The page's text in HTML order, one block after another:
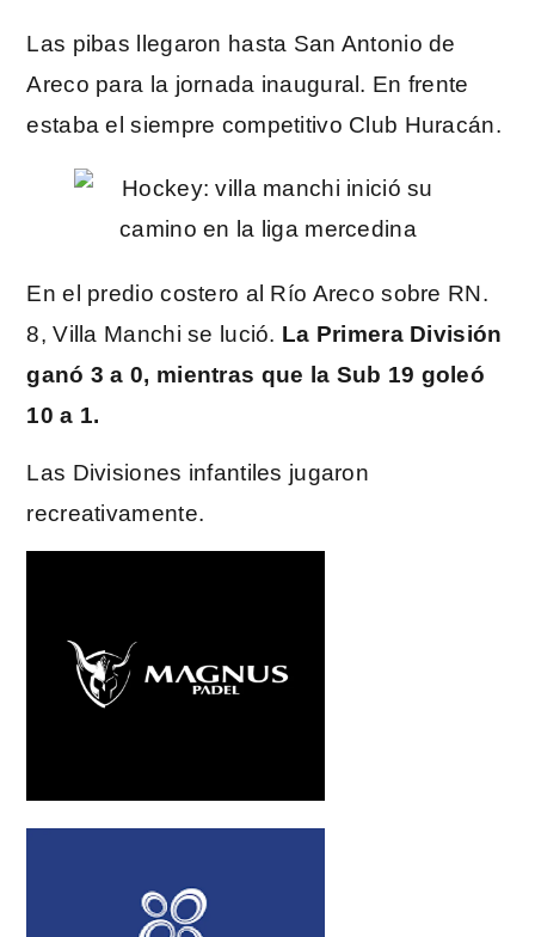
Las pibas llegaron hasta San Antonio de
Areco para la jornada inaugural. En frente
estaba el siempre competitivo Club Huracán.
En el predio costero al Río Areco sobre RN.
8, Villa Manchi se lució. La Primera División
ganó 3 a 0, mientras que la Sub 19 goleó
10 a 1.
Las Divisiones infantiles jugaron
recreativamente.